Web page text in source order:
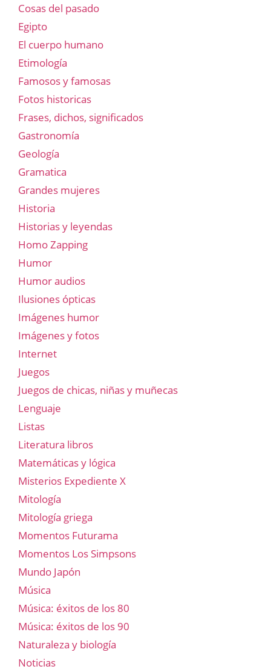
Cosas del pasado
Egipto
El cuerpo humano
Etimología
Famosos y famosas
Fotos historicas
Frases, dichos, significados
Gastronomía
Geología
Gramatica
Grandes mujeres
Historia
Historias y leyendas
Homo Zapping
Humor
Humor audios
Ilusiones ópticas
Imágenes humor
Imágenes y fotos
Internet
Juegos
Juegos de chicas, niñas y muñecas
Lenguaje
Listas
Literatura libros
Matemáticas y lógica
Misterios Expediente X
Mitología
Mitología griega
Momentos Futurama
Momentos Los Simpsons
Mundo Japón
Música
Música: éxitos de los 80
Música: éxitos de los 90
Naturaleza y biología
Noticias